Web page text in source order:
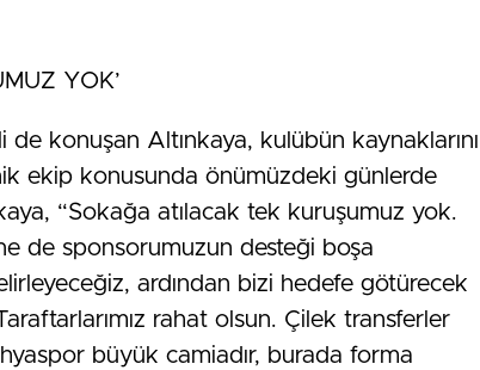
YOK’
de konuşan Altınkaya, kulübün kaynaklarını
ekip konusunda önümüzdeki günlerde
“Sokağa atılacak tek kuruşumuz yok.
de sponsorumuzun desteği boşa
ardından bizi hedefe götürecek
rahat olsun. Çilek transferler
büyük camiadır, burada forma